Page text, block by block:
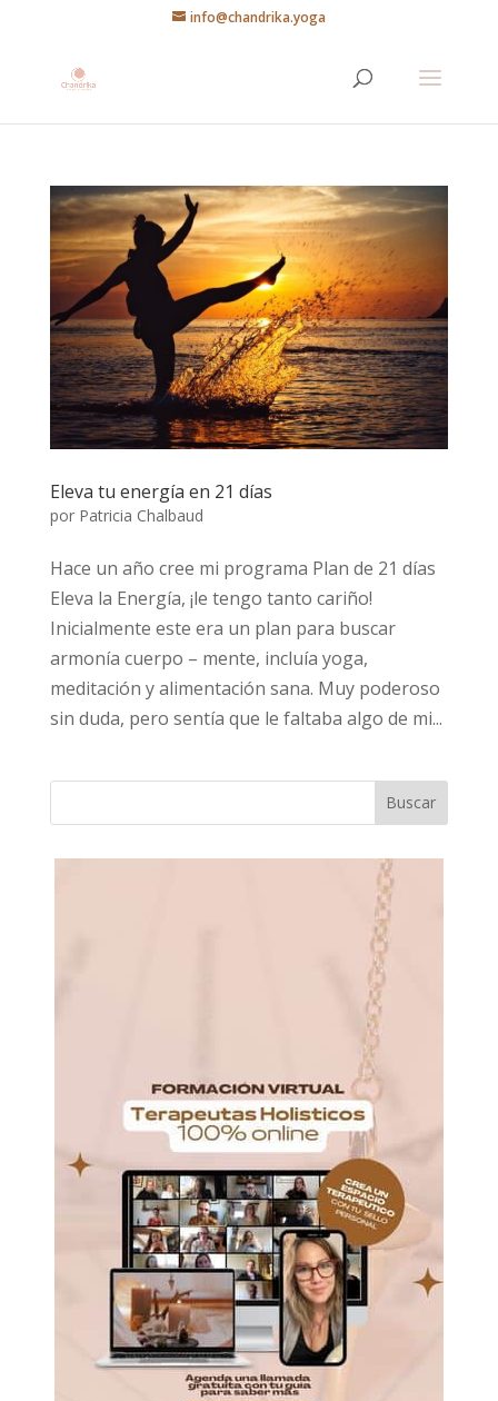
info@chandrika.yoga
Eleva tu energía en 21 días
por Patricia Chalbaud
Hace un año cree mi programa Plan de 21 días
Eleva la Energía, ¡le tengo tanto cariño!
Inicialmente este era un plan para buscar
armonía cuerpo – mente, incluía yoga,
meditación y alimentación sana. Muy poderoso
sin duda, pero sentía que le faltaba algo de mi...